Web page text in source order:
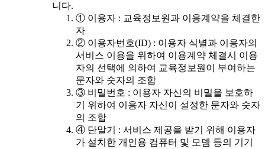
니다.
① 이용자 : 교육정보원과 이용계약을 체결한
자
② 이용자번호(ID) : 이용자 식별과 이용자의
서비스 이용을 위하여 이용계약 체결시 이용
자의 선택에 의하여 교육정보원이 부여하는
문자와 숫자의 조합
③ 비밀번호 : 이용자 자신의 비밀을 보호하
기 위하여 이용자 자신이 설정한 문자와 숫자
의 조합
④ 단말기 : 서비스 제공을 받기 위해 이용자
가 설치한 개인용 컴퓨터 및 모뎀 등의 기기